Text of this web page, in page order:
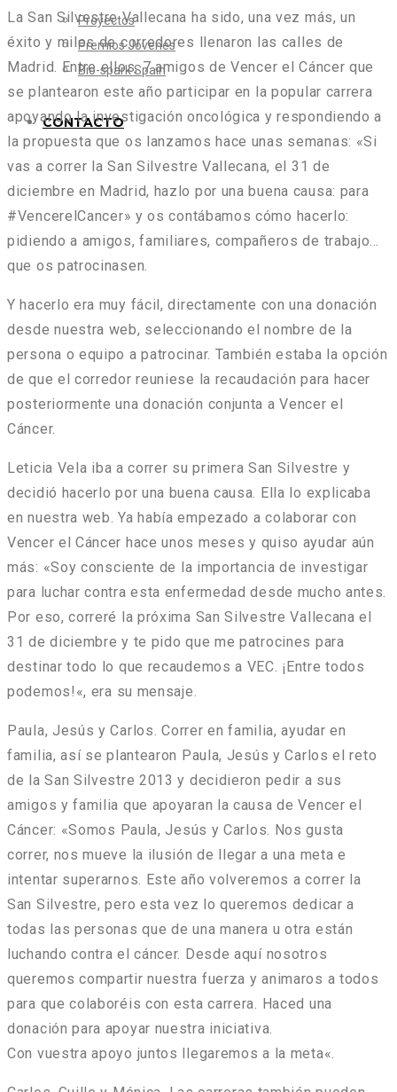
Proyectos
Premios Jóvenes
Bio-spark Spain
CONTACTO
La San Silvestre Vallecana ha sido, una vez más, un
éxito y miles de corredores llenaron las calles de
Madrid. Entre ellos, 7 amigos de Vencer el Cáncer que
se plantearon este año participar en la popular carrera
apoyando la investigación oncológica y respondiendo a
la propuesta que os lanzamos hace unas semanas: «Si
vas a correr la San Silvestre Vallecana, el 31 de
diciembre en Madrid, hazlo por una buena causa: para
#VencerelCancer» y os contábamos cómo hacerlo:
pidiendo a amigos, familiares, compañeros de trabajo…
que os patrocinasen.
Y hacerlo era muy fácil, directamente con una donación
desde nuestra web, seleccionando el nombre de la
persona o equipo a patrocinar. También estaba la opción
de que el corredor reuniese la recaudación para hacer
posteriormente una donación conjunta a Vencer el
Cáncer.
Leticia Vela iba a correr su primera San Silvestre y
decidió hacerlo por una buena causa. Ella lo explicaba
en nuestra web. Ya había empezado a colaborar con
Vencer el Cáncer hace unos meses y quiso ayudar aún
más: «Soy consciente de la importancia de investigar
para luchar contra esta enfermedad desde mucho antes.
Por eso, correré la próxima San Silvestre Vallecana el
31 de diciembre y te pido que me patrocines para
destinar todo lo que recaudemos a VEC. ¡Entre todos
podemos! «, era su mensaje.
Paula, Jesús y Carlos.Correr en familia, ayudar en
familia, así se plantearon Paula, Jesús y Carlos el reto
de la San Silvestre 2013 y decidieron pedir a sus
amigos y familia que apoyaran la causa de Vencer el
Cáncer: «Somos Paula, Jesús y Carlos. Nos gusta
correr, nos mueve la ilusión de llegar a una meta e
intentar superarnos. Este año volveremos a correr la
San Silvestre, pero esta vez lo queremos dedicar a
todas las personas que de una manera u otra están
luchando contra el cáncer. Desde aquí nosotros
queremos compartir nuestra fuerza y animaros a todos
para que colaboréis con esta carrera. Haced una
donación para apoyar nuestra iniciativa.
Con vuestra apoyo juntos llegaremos a la meta«.